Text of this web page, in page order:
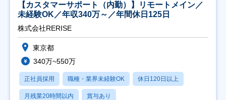
【カスタマーサポート（内勤）】リモートメイン／
未経験OK／年収340万～／年間休日125日
株式会社RERISE
東京都
340万~550万
正社員採用 職種・業界未経験OK 休日120日以上
月残業20時間以内 賞与あり